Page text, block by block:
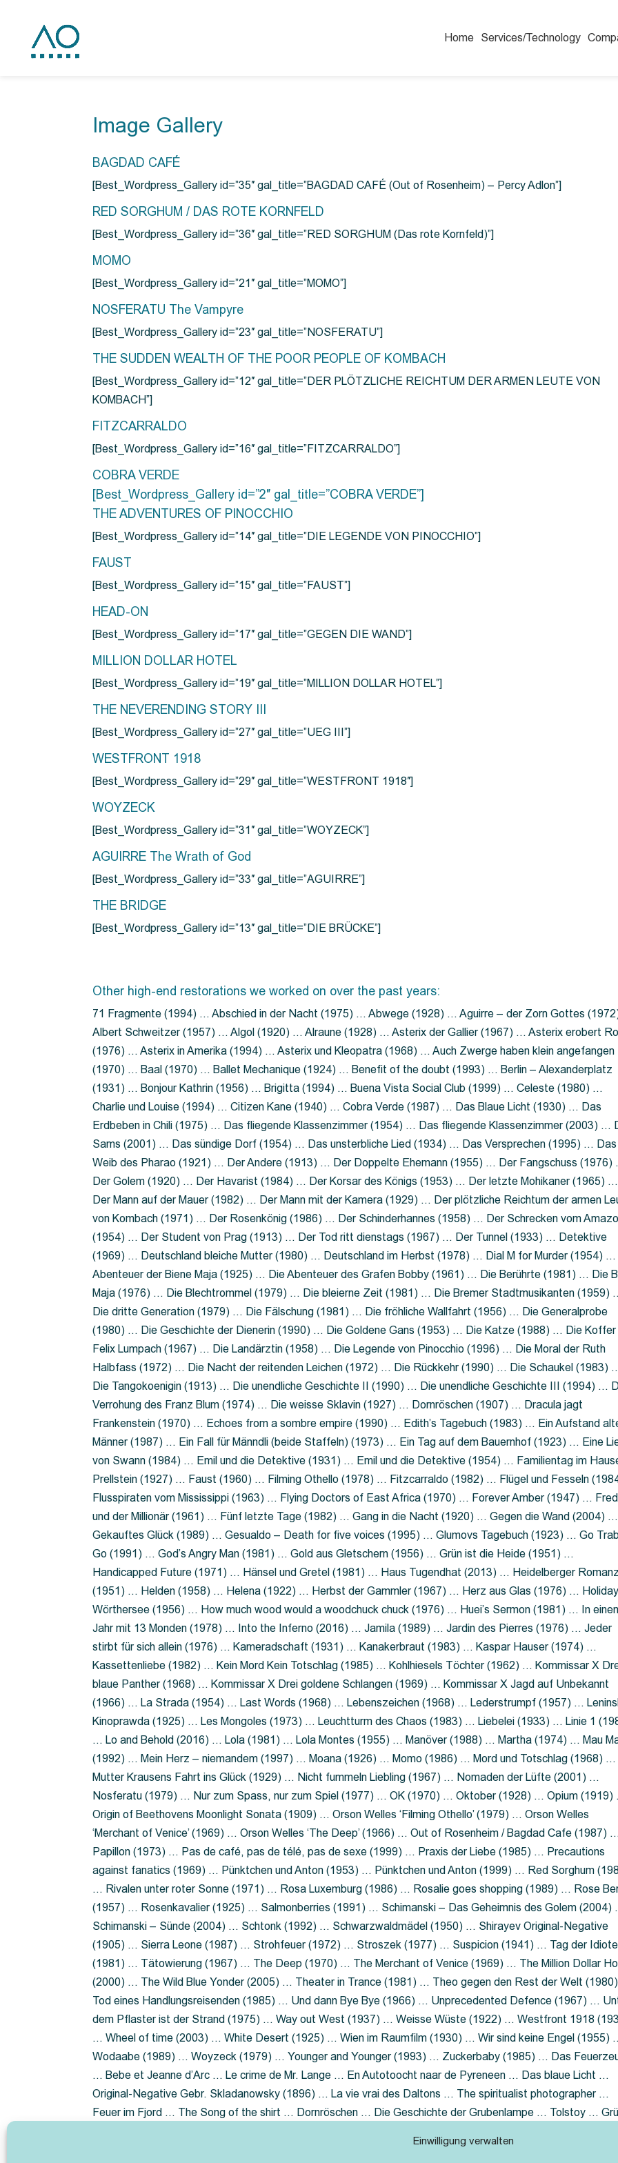
Einwilligung verwalten
Home Services/Technology
Image Gallery
BAGDAD CAFÉ
[Best_Wordpress_Gallery id=”35″ gal_title=”BAGDAD CAFÉ (Out of Rosenheim) – Percy Adlon”]
RED SORGHUM / DAS ROTE KORNFELD
[Best_Wordpress_Gallery id=”36″ gal_title=”RED SORGHUM (Das rote Kornfeld)”]
MOMO
[Best_Wordpress_Gallery id=”21″ gal_title=”MOMO”]
NOSFERATU The Vampyre
[Best_Wordpress_Gallery id=”23″ gal_title=”NOSFERATU”]
THE SUDDEN WEALTH OF THE POOR PEOPLE OF KOMBACH
[Best_Wordpress_Gallery id=”12″ gal_title=”DER PLÖTZLICHE REICHTUM DER ARMEN LEUTE VON
KOMBACH”]
FITZCARRALDO
[Best_Wordpress_Gallery id=”16″ gal_title=”FITZCARRALDO”]
COBRA VERDE
[Best_Wordpress_Gallery id=”2″ gal_title=”COBRA VERDE”]
THE ADVENTURES OF PINOCCHIO
[Best_Wordpress_Gallery id=”14″ gal_title=”DIE LEGENDE VON PINOCCHIO”]
FAUST
[Best_Wordpress_Gallery id=”15″ gal_title=”FAUST”]
HEAD-ON
[Best_Wordpress_Gallery id=”17″ gal_title=”GEGEN DIE WAND”]
MILLION DOLLAR HOTEL
[Best_Wordpress_Gallery id=”19″ gal_title=”MILLION DOLLAR HOTEL”]
THE NEVERENDING STORY III
[Best_Wordpress_Gallery id=”27″ gal_title=”UEG III”]
WESTFRONT 1918
[Best_Wordpress_Gallery id=”29″ gal_title=”WESTFRONT 1918″]
WOYZECK
[Best_Wordpress_Gallery id=”31″ gal_title=”WOYZECK”]
AGUIRRE The Wrath of God
[Best_Wordpress_Gallery id=”33″ gal_title=”AGUIRRE”]
THE BRIDGE
[Best_Wordpress_Gallery id=”13″ gal_title=”DIE BRÜCKE”]
Other high-end restorations we worked on over the past years:
71 Fragmente (1994) … Abschied in der Nacht (1975) … Abwege (1928) … Aguirre – der Zorn Gottes
Albert Schweitzer (1957) … Algol (1920) … Alraune (1928) … Asterix der Gallier (1967) … Asterix erobert
(1976) … Asterix in Amerika (1994) … Asterix und Kleopatra (1968) … Auch Zwerge haben klein angefangen
(1970) … Baal (1970) … Ballet Mechanique (1924) … Benefit of the doubt (1993) … Berlin – Alexanderplatz
(1931) … Bonjour Kathrin (1956) … Brigitta (1994) … Buena Vista Social Club (1999) … Celeste (1980) …
Charlie und Louise (1994) … Citizen Kane (1940) … Cobra Verde (1987) … Das Blaue Licht (1930) … Das
Erdbeben in Chili (1975) … Das fliegende Klassenzimmer (1954) … Das fliegende Klassenzimmer (2003) …
Sams (2001) … Das sündige Dorf (1954) … Das unsterbliche Lied (1934) … Das Versprechen (1995) … Das
Weib des Pharao (1921) … Der Andere (1913) … Der Doppelte Ehemann (1955) … Der Fangschuss (1976)
Der Golem (1920) … Der Havarist (1984) … Der Korsar des Königs (1953) … Der letzte Mohikaner (1965) …
Der Mann auf der Mauer (1982) … Der Mann mit der Kamera (1929) … Der plötzliche Reichtum der armen
von Kombach (1971) … Der Rosenkönig (1986) … Der Schinderhannes (1958) … Der Schrecken vom
(1954) … Der Student von Prag (1913) … Der Tod ritt dienstags (1967) … Der Tunnel (1933) … Detektive
(1969) … Deutschland bleiche Mutter (1980) … Deutschland im Herbst (1978) … Dial M for Murder (1954) …
Abenteuer der Biene Maja (1925) … Die Abenteuer des Grafen Bobby (1961) … Die Berührte (1981) … Die
Maja (1976) … Die Blechtrommel (1979) … Die bleierne Zeit (1981) … Die Bremer Stadtmusikanten (1959)
Die dritte Generation (1979) … Die Fälschung (1981) … Die fröhliche Wallfahrt (1956) … Die Generalprobe
(1980) … Die Geschichte der Dienerin (1990) … Die Goldene Gans (1953) … Die Katze (1988) … Die Koffer
Felix Lumpach (1967) … Die Landärztin (1958) … Die Legende von Pinocchio (1996) … Die Moral der Ruth
Halbfass (1972) … Die Nacht der reitenden Leichen (1972) … Die Rückkehr (1990) … Die Schaukel (1983)
Die Tangokoenigin (1913) … Die unendliche Geschichte II (1990) … Die unendliche Geschichte III (1994) …
Verrohung des Franz Blum (1974) … Die weisse Sklavin (1927) … Dornröschen (1907) … Dracula jagt
Frankenstein (1970) … Echoes from a sombre empire (1990) … Edith’s Tagebuch (1983) … Ein Aufstand
Männer (1987) … Ein Fall für Männdli (beide Staffeln) (1973) … Ein Tag auf dem Bauernhof (1923) … Eine
von Swann (1984) … Emil und die Detektive (1931) … Emil und die Detektive (1954) … Familientag im
Prellstein (1927) … Faust (1960) … Filming Othello (1978) … Fitzcarraldo (1982) … Flügel und Fesseln
Flusspiraten vom Mississippi (1963) … Flying Doctors of East Africa (1970) … Forever Amber (1947) …
und der Millionär (1961) … Fünf letzte Tage (1982) … Gang in die Nacht (1920) … Gegen die Wand (2004) …
Gekauftes Glück (1989) … Gesualdo – Death for five voices (1995) … Glumovs Tagebuch (1923) … Go
Go (1991) … God’s Angry Man (1981) … Gold aus Gletschern (1956) … Grün ist die Heide (1951) …
Handicapped Future (1971) … Hänsel und Gretel (1981) … Haus Tugendhat (2013) … Heidelberger
(1951) … Helden (1958) … Helena (1922) … Herbst der Gammler (1967) … Herz aus Glas (1976) …
Wörthersee (1956) … How much wood would a woodchuck chuck (1976) … Huei’s Sermon (1981) … In
Jahr mit 13 Monden (1978) … Into the Inferno (2016) … Jamila (1989) … Jardin des Pierres (1976) … Jeder
stirbt für sich allein (1976) … Kameradschaft (1931) … Kanakerbraut (1983) … Kaspar Hauser (1974) …
Kassettenliebe (1982) … Kein Mord Kein Totschlag (1985) … Kohlhiesels Töchter (1962) … Kommissar X
blaue Panther (1968) … Kommissar X Drei goldene Schlangen (1969) … Kommissar X Jagd auf Unbekannt
(1966) … La Strada (1954) … Last Words (1968) … Lebenszeichen (1968) … Lederstrumpf (1957) …
Kinoprawda (1925) … Les Mongoles (1973) … Leuchtturm des Chaos (1983) … Liebelei (1933) … Linie 1
… Lo and Behold (2016) … Lola (1981) … Lola Montes (1955) … Manöver (1988) … Martha (1974) … Mau
(1992) … Mein Herz – niemandem (1997) … Moana (1926) … Momo (1986) … Mord und Totschlag (1968) …
Mutter Krausens Fahrt ins Glück (1929) … Nicht fummeln Liebling (1967) … Nomaden der Lüfte (2001) …
Nosferatu (1979) … Nur zum Spass, nur zum Spiel (1977) … OK (1970) … Oktober (1928) … Opium (1919)
Origin of Beethovens Moonlight Sonata (1909) … Orson Welles ‘Filming Othello’ (1979) … Orson Welles
‘Merchant of Venice’ (1969) … Orson Welles ‘The Deep’ (1966) … Out of Rosenheim / Bagdad Cafe (1987) …
Papillon (1973) … Pas de café, pas de télé, pas de sexe (1999) … Praxis der Liebe (1985) … Precautions
against fanatics (1969) … Pünktchen und Anton (1953) … Pünktchen und Anton (1999) … Red Sorghum
… Rivalen unter roter Sonne (1971) … Rosa Luxemburg (1986) … Rosalie goes shopping (1989) … Rose
(1957) … Rosenkavalier (1925) … Salmonberries (1991) … Schimanski – Das Geheimnis des Golem (2004)
Schimanski – Sünde (2004) … Schtonk (1992) … Schwarzwaldmädel (1950) … Shirayev Original-Negative
(1905) … Sierra Leone (1987) … Strohfeuer (1972) … Stroszek (1977) … Suspicion (1941) … Tag der
(1981) … Tätowierung (1967) … The Deep (1970) … The Merchant of Venice (1969) … The Million Dollar
(2000) … The Wild Blue Yonder (2005) … Theater in Trance (1981) … Theo gegen den Rest der Welt
Tod eines Handlungsreisenden (1985) … Und dann Bye Bye (1966) … Unprecedented Defence (1967) …
dem Pflaster ist der Strand (1975) … Way out West (1937) … Weisse Wüste (1922) … Westfront 1918
… Wheel of time (2003) … White Desert (1925) … Wien im Raumfilm (1930) … Wir sind keine Engel (1955)
Wodaabe (1989) … Woyzeck (1979) … Younger and Younger (1993) … Zuckerbaby (1985) … Das
… Bebe et Jeanne d’Arc … Le crime de Mr. Lange … En Autotoocht naar de Pyreneen … Das blaue Licht …
Original-Negative Gebr. Skladanowsky (1896) … La vie vrai des Daltons … The spiritualist photographer …
Feuer im Fjord … The Song of the shirt … Dornröschen … Die Geschichte der Grubenlampe … Tolstoy …